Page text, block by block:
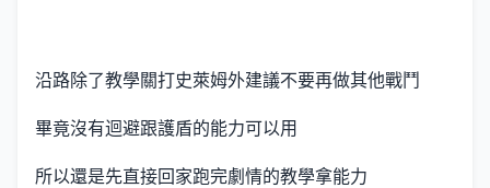
沿路除了教學關打史萊姆外建議不要再做其他戰鬥
畢竟沒有迴避跟護盾的能力可以用
所以還是先直接回家跑完劇情的教學拿能力